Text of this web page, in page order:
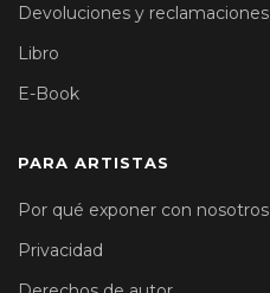
Devoluciones y reclamaciones
Libro
E-Book
PARA ARTISTAS
Por qué exponer con nosotros
Privacidad